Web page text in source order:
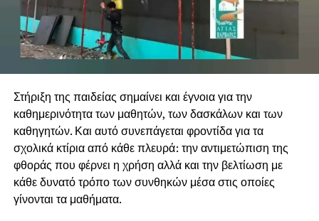
Στήριξη της παιδείας σημαίνει και έγνοια για την
καθημερινότητα των μαθητών, των δασκάλων και των
καθηγητών. Και αυτό συνεπάγεται φροντίδα για τα
σχολικά κτίρια από κάθε πλευρά: την αντιμετώπιση της
φθοράς που φέρνει η χρήση αλλά και την βελτίωση με
κάθε δυνατό τρόπο των συνθηκών μέσα στις οποίες
γίνονται τα μαθήματα.